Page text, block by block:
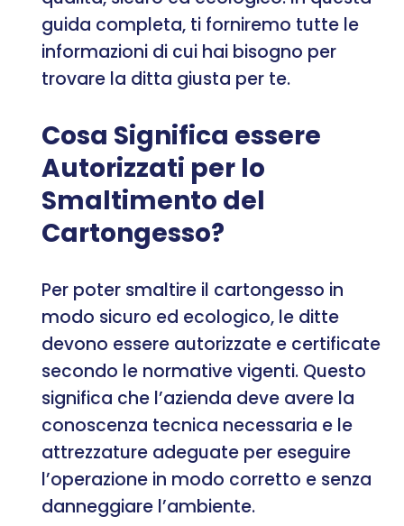
guida completa, ti forniremo tutte le
informazioni di cui hai bisogno per
trovare la ditta giusta per te.
Cosa Significa essere
Autorizzati per lo
Smaltimento del
Cartongesso?
Per poter smaltire il cartongesso in
modo sicuro ed ecologico, le ditte
devono essere autorizzate e certificate
secondo le normative vigenti. Questo
significa che l’azienda deve avere la
conoscenza tecnica necessaria e le
attrezzature adeguate per eseguire
l’operazione in modo corretto e senza
danneggiare l’ambiente.